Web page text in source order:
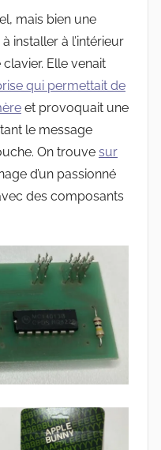
mais bien une
installer à l’intérieur
Elle venait
qui permettait de
et provoquait une
le message
On trouve sur
d’un passionné
des composants